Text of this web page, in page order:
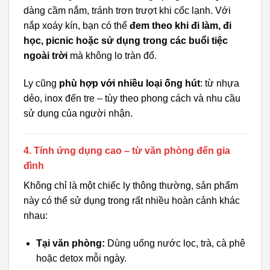
dàng cầm nắm, tránh trơn trượt khi cốc lạnh. Với
nắp xoáy kín, bạn có thể đem theo khi đi làm, đi
học, picnic hoặc sử dụng trong các buổi tiệc
ngoài trời mà không lo tràn đổ.
Ly cũng phù hợp với nhiều loại ống hút: từ nhựa
dẻo, inox đến tre – tùy theo phong cách và nhu cầu
sử dụng của người nhận.
4. Tính ứng dụng cao – từ văn phòng đến gia
đình
Không chỉ là một chiếc ly thông thường, sản phẩm
này có thể sử dụng trong rất nhiều hoàn cảnh khác
nhau:
Tại văn phòng: Dùng uống nước lọc, trà, cà phê
hoặc detox mỗi ngày.